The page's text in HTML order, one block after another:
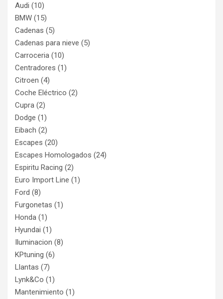
Audi (10)
BMW (15)
Cadenas (5)
Cadenas para nieve (5)
Carroceria (10)
Centradores (1)
Citroen (4)
Coche Eléctrico (2)
Cupra (2)
Dodge (1)
Eibach (2)
Escapes (20)
Escapes Homologados (24)
Espiritu Racing (2)
Euro Import Line (1)
Ford (8)
Furgonetas (1)
Honda (1)
Hyundai (1)
Iluminacion (8)
KPtuning (6)
Llantas (7)
Lynk&Co (1)
Mantenimiento (1)